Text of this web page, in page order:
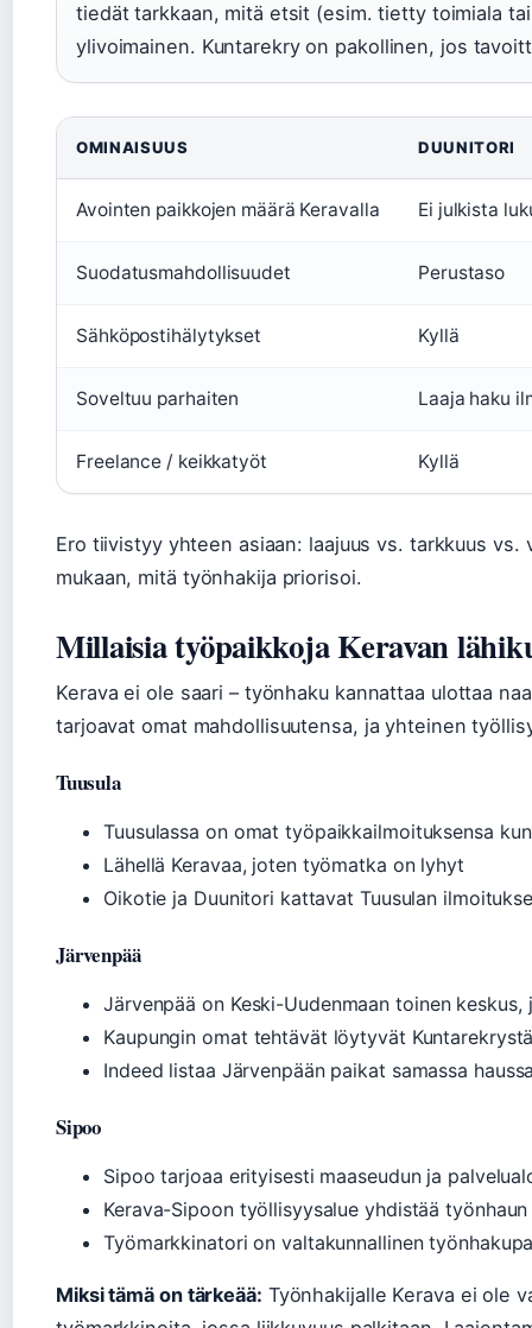
tiedät tarkkaan, mitä etsit (esim. tietty toimiala
ylivoimainen. Kuntarekry on pakollinen, jos
OMINAISUUS DUUNITORI
Avointen paikkojen määrä Keravalla Ei julkista
Suodatusmahdollisuudet Perustaso
Sähköpostihälytykset Kyllä
Soveltuu parhaiten Laaja haku
Freelance / keikkatyöt Kyllä
Ero tiivistyy yhteen asiaan: laajuus vs. tarkkuus vs.
mukaan, mitä työnhakija priorisoi.
Millaisia työpaikkoja Keravan
Kerava ei ole saari – työnhaku kannattaa ulottaa
tarjoavat omat mahdollisuutensa, ja yhteinen
Tuusula
Tuusulassa on omat työpaikkailmoituksensa
Lähellä Keravaa, joten työmatka on lyhyt
Oikotie ja Duunitori kattavat Tuusulan
Järvenpää
Järvenpää on Keski-Uudenmaan toinen
Kaupungin omat tehtävät löytyvät
Indeed listaa Järvenpään paikat samassa
Sipoo
Sipoo tarjoaa erityisesti maaseudun ja
Kerava-Sipoon työllisyysalue yhdistää työnhaun
Työmarkkinatori on valtakunnallinen
Miksi tämä on tärkeää: Työnhakijalle Kerava ei ole